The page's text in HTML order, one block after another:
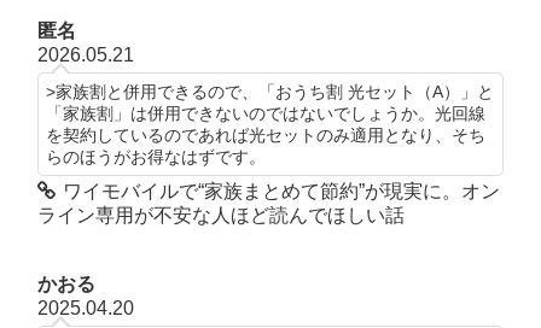
匿名
2026.05.21
>家族割と併用できるので、「おうち割 光セット（A）」と
「家族割」は併用できないのではないでしょうか。光回線
を契約しているのであれば光セットのみ適用となり、そち
らのほうがお得なはずです。
ワイモバイルで“家族まとめて節約”が現実に。オン
ライン専用が不安な人ほど読んでほしい話
かおる
2025.04.20